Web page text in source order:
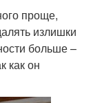
проще,
излишки
больше –
как он